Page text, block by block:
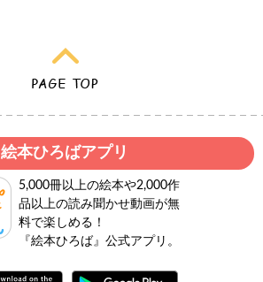
絵本ひろばアプリ
5,000冊以上の絵本や2,000作
品以上の読み聞かせ動画が無
料で楽しめる！
『絵本ひろば』公式アプリ。